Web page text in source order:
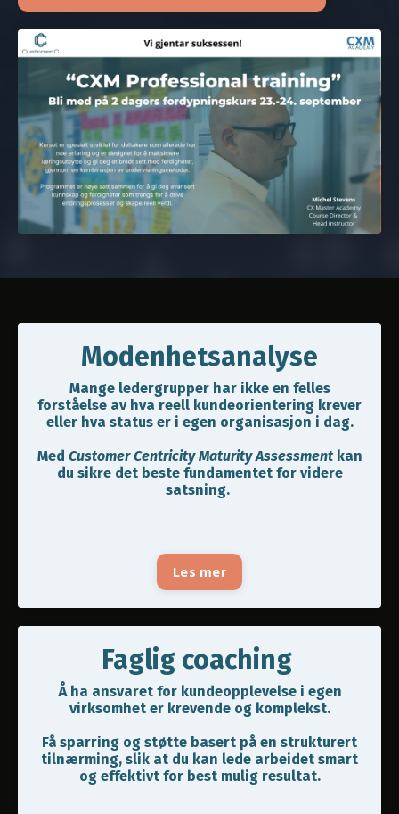
Modenhetsanalyse
Mange ledergrupper har ikke en felles
forståelse av hva reell kundeorientering krever
eller hva status er i egen organisasjon i dag.
Med Customer Centricity Maturity Assessmentkan
du sikre det beste fundamentet for videre
satsning.
Les mer
Faglig coaching
Å ha ansvaret for kundeopplevelse i egen
virksomhet er krevende og komplekst.
Få sparring og støtte basert på en strukturert
tilnærming, slik at du kan lede arbeidet smart
og effektivt for best mulig resultat.